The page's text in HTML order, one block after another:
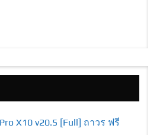
X10 v20.5 [Full] ถาวร ฟรี